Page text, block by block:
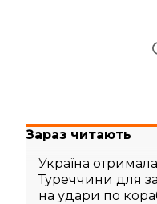
Зараз читають
Україна
Туреччини для
на удари по